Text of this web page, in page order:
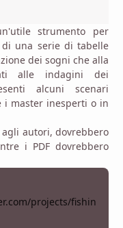
strumento per
una serie di tabelle
dei sogni che alla
alle indagini dei
alcuni scenari
i master inesperti o in
autori, dovrebbero
i PDF dovrebbero
projects/fishin